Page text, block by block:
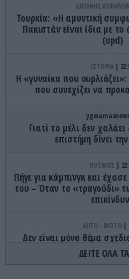
ΔΙΕΘΝΗΣ ΑΣΦΑΛΕΙΑ
Τουρκία: «Η αμυντική
Πακιστάν είναι ίδια με
(upd)
ΙΣΤΟΡΙΑ
Η «γυναίκα που
που συνεχίζει να
Γιατί το μέλι δεν
επιστήμη δίνει
ΚΟΣΜΟΣ
Πήγε για κάμπινγκ και
του – Όταν το «τραγούδι»
AUTO - MOTO
Δεν είναι μόνο θέμα
πίσω φώτα των
χρώμα
ΔΕΙΤΕ ΟΛΑ